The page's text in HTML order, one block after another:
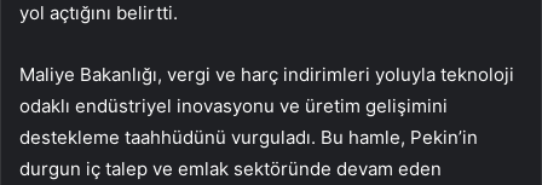
yol açtığını belirtti.
Maliye Bakanlığı, vergi ve harç indirimleri yoluyla teknoloji
odaklı endüstriyel inovasyonu ve üretim gelişimini
destekleme taahhüdünü vurguladı. Bu hamle, Pekin’in
durgun iç talep ve emlak sektöründe devam eden